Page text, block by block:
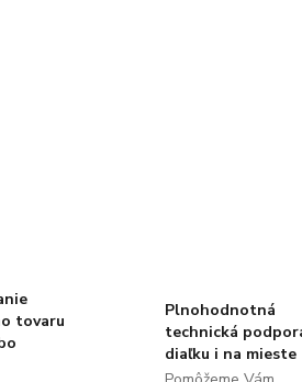
tovaru
Plnohodnotná
technická
diaľku i na mieste